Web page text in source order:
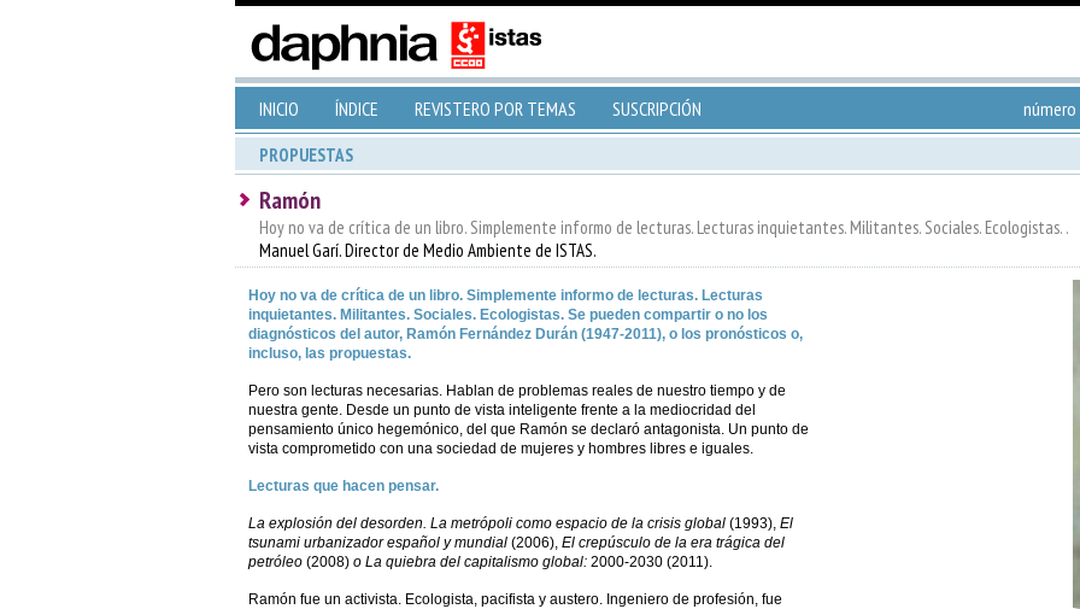
INICIO ÍNDICE REVISTERO POR TEMAS SUSCRIPCIÓN
PROPUESTAS
Ramón
Hoy no va de crítica de un libro. Simplemente informo de lecturas. Lecturas inquietantes. Militantes. Sociales. Ecologistas. .
Manuel Garí. Director de Medio Ambiente de ISTAS.
Hoy no va de crítica de un libro. Simplemente informo de lecturas. Lecturas
inquietantes. Militantes. Sociales. Ecologistas. Se pueden compartir o no los
diagnósticos del autor, Ramón Fernández Durán (1947-2011), o los pronósticos o,
incluso, las propuestas.
Pero son lecturas necesarias. Hablan de problemas reales de nuestro tiempo y de
nuestra gente. Desde un punto de vista inteligente frente a la mediocridad del
pensamiento único hegemónico, del que Ramón se declaró antagonista. Un punto de
vista comprometido con una sociedad de mujeres y hombres libres e iguales.
Lecturas que hacen pensar.
La explosión del desorden. La metrópoli como espacio de la crisis global (1993),El
tsunami urbanizador español y mundial(2006),El crepúsculo de la era trágica del
petróleo(2008) o La quiebra del capitalismo global:2000-2030 (2011).
Ramón fue un activista. Ecologista, pacifista y austero. Ingeniero de profesión, fue